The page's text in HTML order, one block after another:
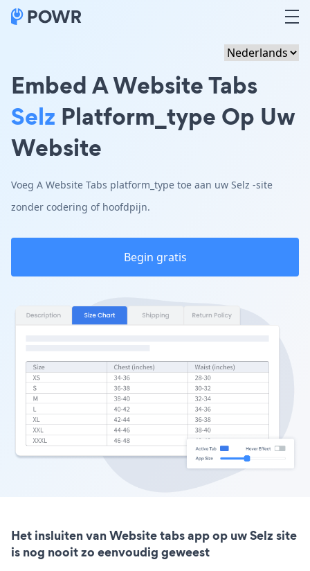
Embed A Website Tabs
Selz Platform_type Op Uw
Website
Voeg A Website Tabs platform_type toe aan uw Selz -site
zonder codering of hoofdpijn.
Begin gratis
Het insluiten van Website tabs app op uw Selz site
is nog nooit zo eenvoudig geweest